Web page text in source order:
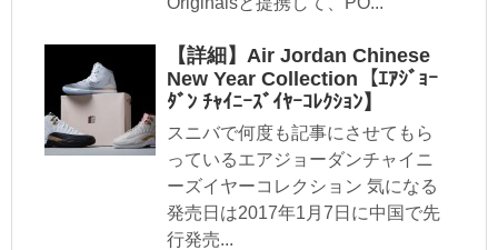
【詳細】Air Jordan Chinese
New Year Collection【ｴｱｼﾞｮｰ
ﾀﾞﾝ ﾁｬｲﾆｰｽﾞｲﾔｰｺﾚｸｼｮﾝ】
スニバで何度も記事にさせてもら
っているエアジョーダンチャイニ
ーズイヤーコレクション 気になる
発売日は2017年1月7日に中国で先
行発売...